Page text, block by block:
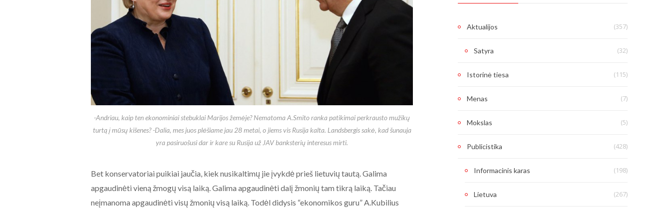
-Andriau, kaip ten ekonominiai stebuklai Marijos žemėje? Nematoma A.Smito ranka patikimai perkrausto mužikų
turtą į mūsų kišenes? -Dalia, mes juos plėšiame jau 28 metai, o jiems vis Rusija kalta. Landsbergis sakė, kad šunauja
yra pasiruošusi dar ir kare su Rusija už JAV banksterių interesus mirti.
Bet konservatoriai puikiai jaučia, kiek nusikaltimų jie įvykdė prieš lietuvių tautą. Galima
apgaudinėti vieną žmogų visą laiką. Galima apgaudinėti dalį žmonių tam tikrą laiką. Tačiau
neįmanoma apgaudinėti visų žmonių visą laiką. Todėl didysis “ekonomikos guru” A.Kubilius
Aktualijos (357)
Satyra (32)
Istorinė tiesa (115)
Menas (7)
Mokslas (5)
Publicistika (428)
Informacinis karas (198)
Lietuva (267)